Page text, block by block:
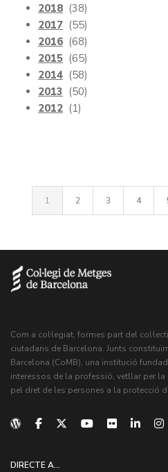
2018 (38)
2017 (55)
2016 (68)
2015 (65)
2014 (58)
2013 (50)
2012 (1)
1 2 3 4
Com a col·legiat, formes part del
ciutadans de Barcelona. Junts
Barcelona (CoMB), una institució
interessos de la professió, vetllar per
pel dret de les persones a la protecció
DIRECTE A...